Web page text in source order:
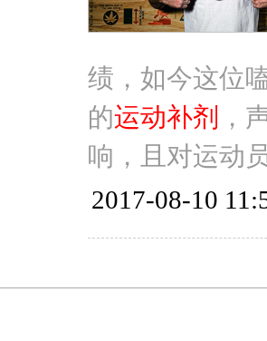
绩，如今这位
的运动补剂
，
响，且对运动
2017-08-10